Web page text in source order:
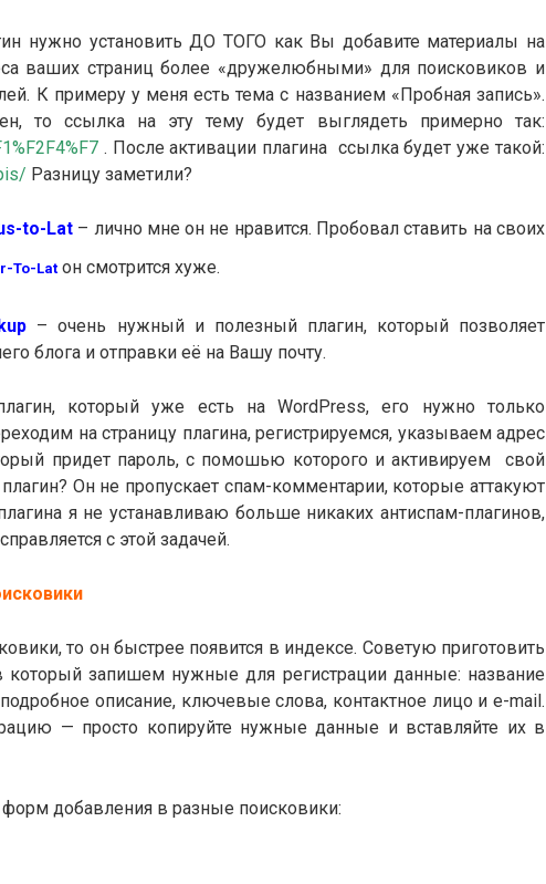
нужно установить ДО ТОГО как Вы добавите материалы на
ваших страниц более «дружелюбными» для поисковиков и
К примеру у меня есть тема с названием «Пробная запись».
то ссылка на эту тему будет выглядеть примерно так:
. После активации плагина ссылка будет уже такой:
Разницу заметили?
to-Lat– лично мне он не нравится. Пробовал ставить на своих
To-Lat он смотрится хуже.
– очень нужный и полезный плагин, который позволяет
блога и отправки её на Вашу почту.
который уже есть на WordPress, его нужно только
на страницу плагина, регистрируемся, указываем адрес
придет пароль, с помошью которого и активируем свой
Он не пропускает спам-комментарии, которые аттакуют
я не устанавливаю больше никаких антиспам-плагинов,
с этой задачей.
то он быстрее появится в индексе. Советую приготовить
который запишем нужные для регистрации данные: название
подробное описание, ключевые слова, контактное лицо и e-mail.
— просто копируйте нужные данные и вставляйте их в
форм добавления в разные поисковики: